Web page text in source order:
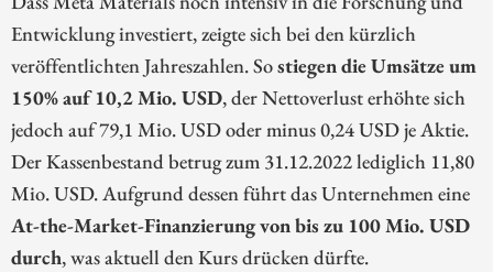
Entwicklung investiert, zeigte sich bei den kürzlich
veröffentlichten Jahreszahlen. Sostiegen die Umsätze um
150% auf 10,2 Mio. USD, der Nettoverlust erhöhte sich
jedoch auf 79,1 Mio. USD oder minus 0,24 USD je Aktie.
Der Kassenbestand betrug zum 31.12.2022 lediglich 11,80
Mio. USD. Aufgrund dessen führt das Unternehmen eine
At-the-Market-Finanzierung von bis zu 100 Mio. USD
durch, was aktuell den Kurs drücken dürfte.